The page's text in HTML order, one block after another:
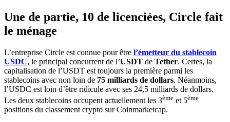
Une de partie, 10 de licenciées, Circle fait
le ménage
L’entreprise Circle est connue pour être l’émetteur du stablecoin
USDC, le principal concurrent de l’USDT de Tether. Certes, la
capitalisation de l’USDT est toujours la première parmi les
stablecoins avec non loin de 75 milliards de dollars. Néanmoins,
l’USDC est loin d’être ridicule avec ses 24,5 milliards de dollars.
Les deux stablecoins occupent actuellement les 3ème et 5ème
positions du classement crypto sur Coinmarketcap.